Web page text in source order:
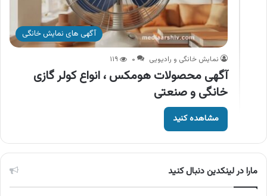
آگهی های نمایش خانگی
نمایش خانگی و رادیویی ۰ ۱۱۹
آگهی محصولات هومکس ، انواع کولر گازی
خانگی و صنعتی
مشاهده کنید
مارا در لینکدین دنبال کنید